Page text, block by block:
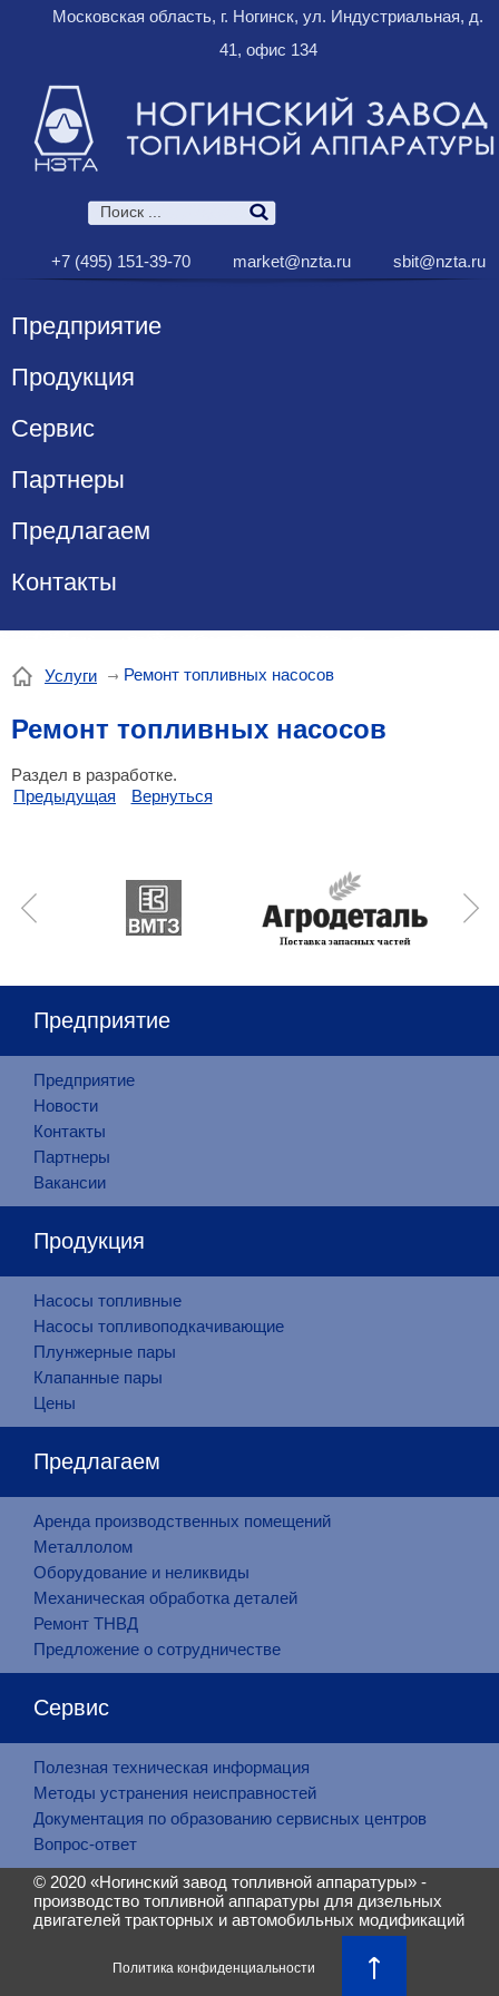
Московская область, г. Ногинск, ул. Индустриальная, д.
41, офис 134
+7 (495) 151-39-70 market@nzta.ru sbit@nzta.ru
Предприятие
Продукция
Сервис
Партнеры
Предлагаем
Контакты
Услуги Ремонт топливных насосов
Ремонт топливных насосов
Раздел в разработке.
Предыдущая
Вернуться
Предприятие
Предприятие
Новости
Контакты
Партнеры
Вакансии
Продукция
Насосы топливные
Насосы топливоподкачивающие
Плунжерные пары
Клапанные пары
Цены
Предлагаем
Аренда производственных помещений
Металлолом
Оборудование и неликвиды
Механическая обработка деталей
Ремонт ТНВД
Предложение о сотрудничестве
Сервис
Полезная техническая информация
Методы устранения неисправностей
Документация по образованию сервисных центров
Вопрос-ответ
© 2020 «Ногинский завод топливной аппаратуры» -
производство топливной аппаратуры для дизельных
двигателей тракторных и автомобильных модификаций
Политика конфиденциальности